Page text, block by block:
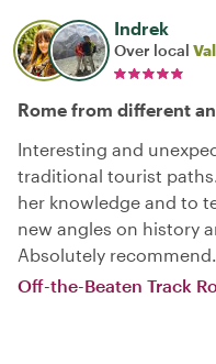
Indrek
Over local
Rome from different
Interesting and
traditional tourist
her knowledge and to
new angles on history
Absolutely recommend.
Off-the-Beaten Track